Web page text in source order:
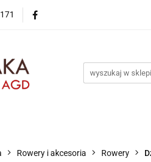
Rowery i akcesoria Rowery